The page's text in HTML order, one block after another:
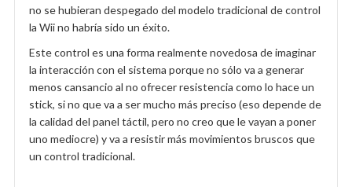
no se hubieran despegado del modelo tradicional de control
la Wii no habría sido un éxito.
Este control es una forma realmente novedosa de imaginar
la interacción con el sistema porque no sólo va a generar
menos cansancio al no ofrecer resistencia como lo hace un
stick, si no que va a ser mucho más preciso (eso depende de
la calidad del panel táctil, pero no creo que le vayan a poner
uno mediocre) y va a resistir más movimientos bruscos que
un control tradicional.